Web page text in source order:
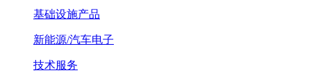
基础设施产品
新能源/汽车电子
技术服务